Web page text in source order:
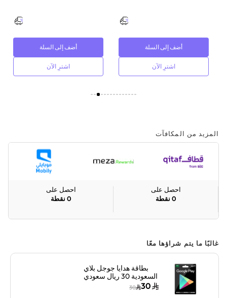
أضف إلى السلة
اشترِ الآن
أضف إلى السلة
اشترِ الآن
المزيد من المكافآت
احصل على
0 نقطة
احصل على
0 نقطة
غالبًا ما يتم شراؤها معًا
بطاقة هدايا جوجل بلاي
السعودية 30 ريال سعودي
إرسال الكود الرقمي
بالبريد الإلكتروني أسود
30
30